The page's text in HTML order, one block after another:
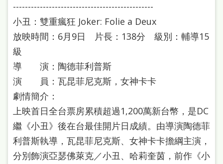
-----------------------------------------------
小丑：雙重瘋狂 Joker: Folie a Deux
放映時間：6月9日 片長：138分 級別：輔導15
級
導 演：陶德菲利普斯
演 員：瓦昆菲尼克斯，女神卡卡
劇情簡介：
上映首日全台票房累積超過1,200萬新台幣，是DC
繼《小丑》後在台最佳開片日成績。由導演陶德菲
利普斯執導，瓦昆菲尼克斯、女神卡卡擔綱主演，
分別飾演亞瑟佛萊克／小丑、哈莉奎茵，前作《小